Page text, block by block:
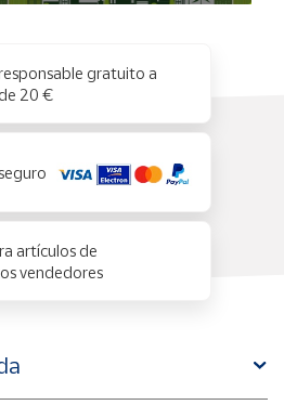
gratuito a
20 €
artículos de
vendedores